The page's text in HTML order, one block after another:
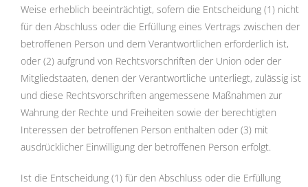
Weise erheblich beeinträchtigt, sofern die Entscheidung (1) nicht
für den Abschluss oder die Erfüllung eines Vertrags zwischen der
betroffenen Person und dem Verantwortlichen erforderlich ist,
oder (2) aufgrund von Rechtsvorschriften der Union oder der
Mitgliedstaaten, denen der Verantwortliche unterliegt, zulässig ist
und diese Rechtsvorschriften angemessene Maßnahmen zur
Wahrung der Rechte und Freiheiten sowie der berechtigten
Interessen der betroffenen Person enthalten oder (3) mit
ausdrücklicher Einwilligung der betroffenen Person erfolgt.
Ist die Entscheidung (1) für den Abschluss oder die Erfüllung